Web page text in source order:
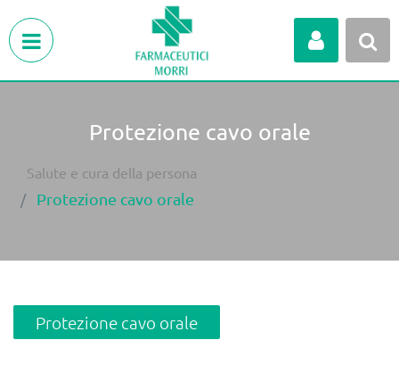
Protezione cavo orale
Salute e cura della persona
Protezione cavo orale
Protezione cavo orale